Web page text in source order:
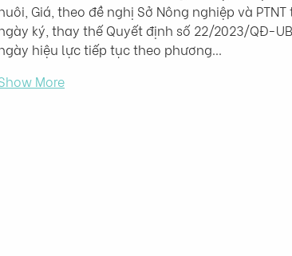
Giá, theo đề nghị Sở Nông nghiệp và
ký, thay thế Quyết định số 22/2023/QĐ-
hiệu lực tiếp tục theo phương…
More